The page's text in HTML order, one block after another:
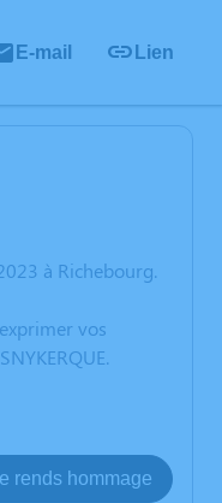
E-mail Lien
à Richebourg.
vos
rends hommage